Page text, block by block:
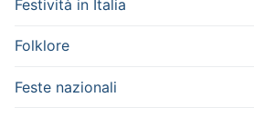
Festività in Italia
Folklore
Feste nazionali